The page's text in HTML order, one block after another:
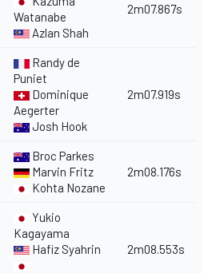
Watanabe
Azlan Shah
2m07.867s
Randy de
Puniet
Dominique
Aegerter
Josh Hook
2m07.919s
Broc Parkes
Marvin Fritz
Kohta Nozane
2m08.176s
Yukio
Kagayama
Hafiz Syahrin
2m08.553s